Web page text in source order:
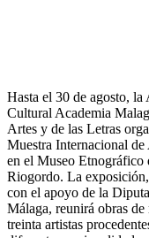
Hasta el 30 de agosto, la
Cultural Academia
Artes y de las Letras
Muestra Internacional
en el Museo Etnográfico
Riogordo. La
con el apoyo de la
Málaga, reunirá obras de
treinta artistas